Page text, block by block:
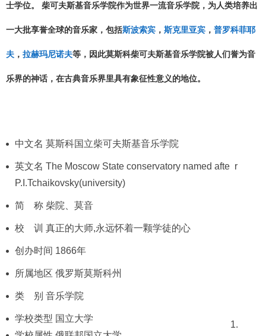
士学位。 柴可夫斯基音乐学院作为世界一流音乐学院，为人类培养出
一大批享誉全球的音乐家，包括斯波索宾 ， 斯克里亚宾 ， 普罗科菲耶
夫 ， 拉赫玛尼诺夫等，因此莫斯科柴可夫斯基音乐学院被人们誉为音
乐界的神话，在古典音乐界里具有象征性意义的地位。
中文名 莫斯科国立柴可夫斯基音乐学院
英文名 The Moscow State conservatory named afte r
P.I.Tchaikovsky(university)
简 称 柴院、莫音
校 训 真正的大师,永远怀着一颗学徒的心
创办时间 1866年
所属地区 俄罗斯莫斯科州
类 别 音乐学院
学校类型 国立大学